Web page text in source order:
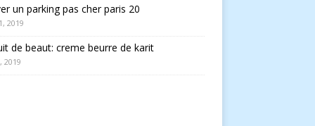
un parking pas cher paris 20
2019
de beaut: creme beurre de karit
2019